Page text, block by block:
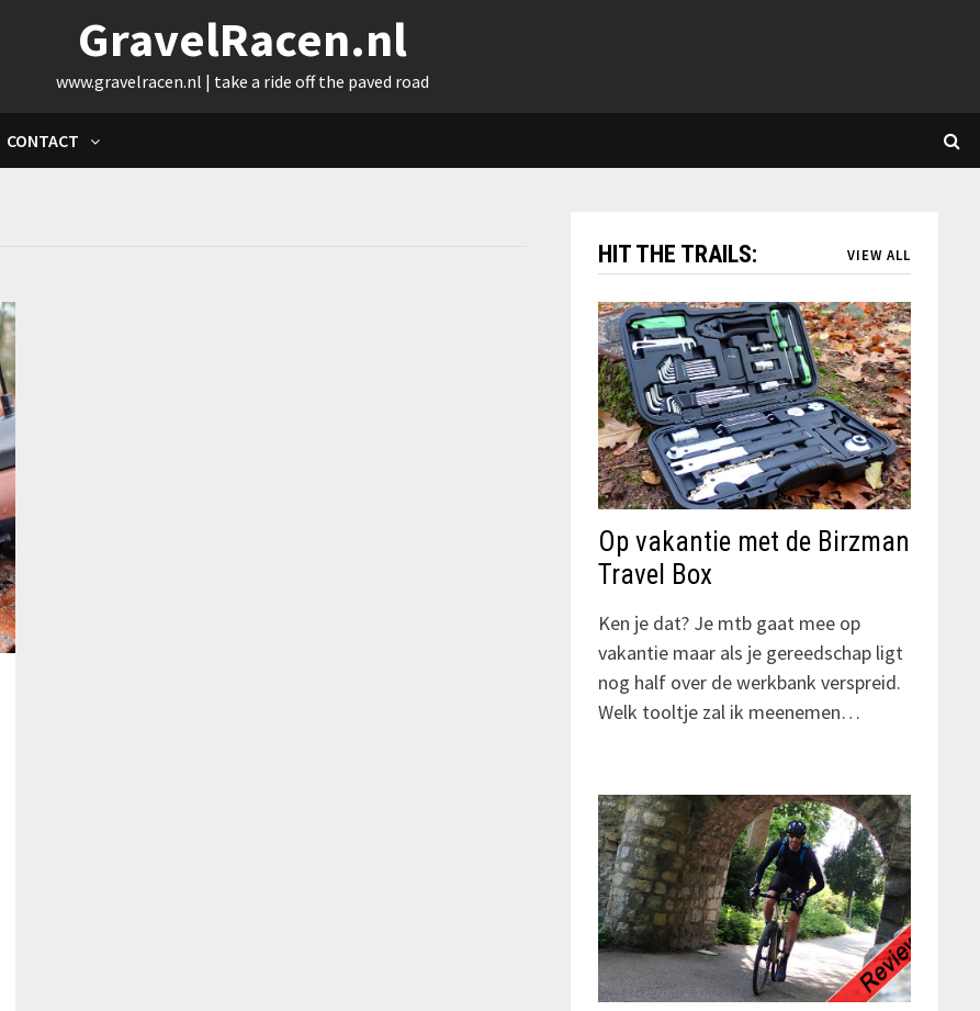
GravelRacen.nl
www.gravelracen.nl | take a ride off the paved road
CONTACT
HIT THE TRAILS: VIEW ALL
Op vakantie met de Birzman
Travel Box
Ken je dat? Je mtb gaat mee op
vakantie maar als je gereedschap ligt
nog half over de werkbank verspreid.
Welk tooltje zal ik meenemen…